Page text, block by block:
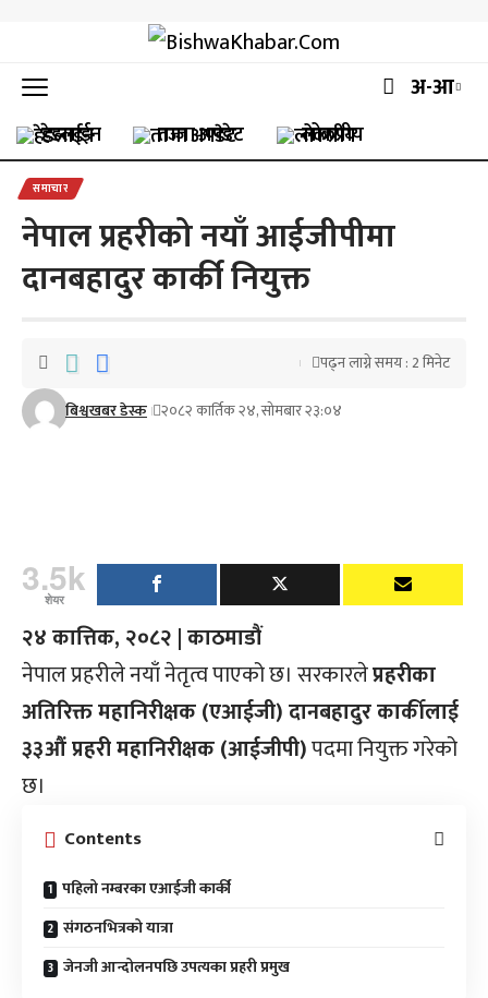
अ-आ
हेडलाईन ताजा अपडेट लोकप्रीय
समाचार
नेपाल प्रहरीको नयाँ आईजीपीमा
दानबहादुर कार्की नियुक्त
बिश्वखबर डेस्क २०८२ कार्तिक २४, सोमबार २३:०४
पढ्न लाग्ने समय : 2 मिनेट
3.5k
शेयर
२४ कात्तिक, २०८२ | काठमाडौं
नेपाल प्रहरीले नयाँ नेतृत्व पाएको छ। सरकारलेप्रहरीका
अतिरिक्त महानिरीक्षक (एआईजी) दानबहादुर कार्कीलाई
३३औं प्रहरी महानिरीक्षक (आईजीपी)पदमा नियुक्त गरेको
छ।
Contents
पहिलो नम्बरका एआईजी कार्की
संगठनभित्रको यात्रा
जेनजी आन्दोलनपछि उपत्यका प्रहरी प्रमुख